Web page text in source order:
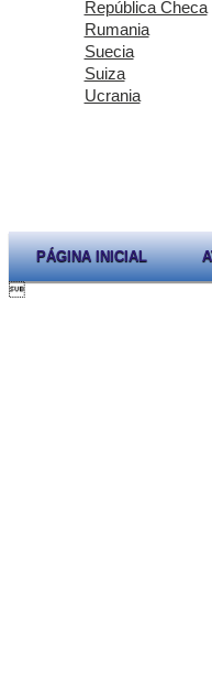
República Checa
Rumania
Suecia
Suiza
Ucrania
PÁGINA INICIAL
